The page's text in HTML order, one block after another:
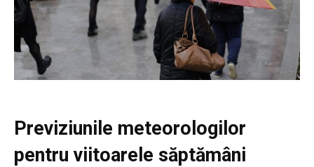
Previziunile meteorologilor
pentru viitoarele săptămâni